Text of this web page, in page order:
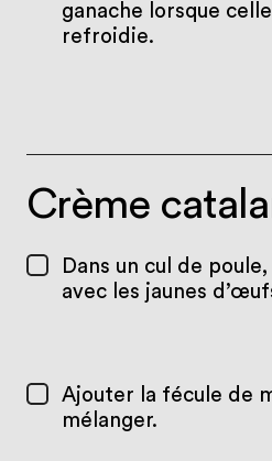
ganache lorsque
refroidie.
Crème
Dans un cul de
avec les jaunes
Ajouter la fécule de
mélanger.